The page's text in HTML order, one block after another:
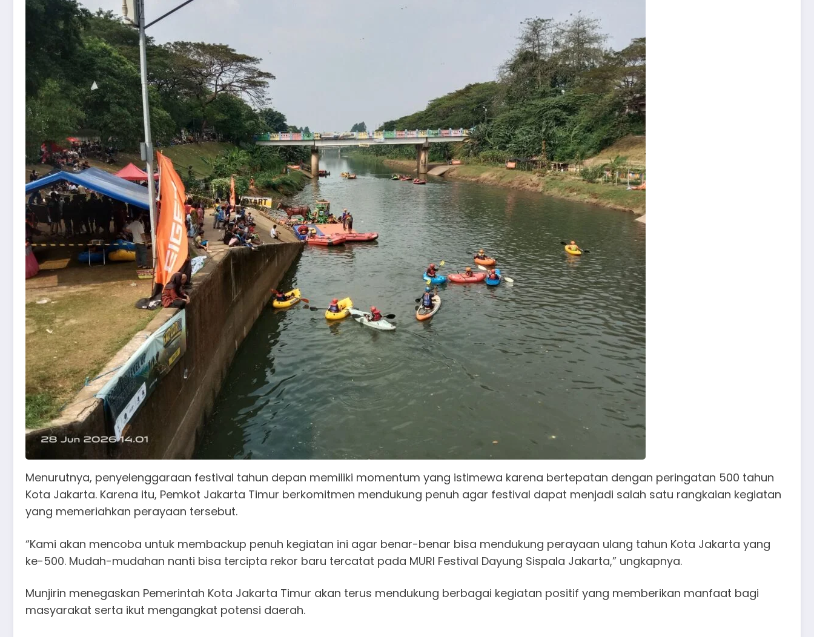
Menurutnya, penyelenggaraan festival tahun depan memiliki momentum yang istimewa karena bertepatan dengan peringatan 500 tahun
Kota Jakarta. Karena itu, Pemkot Jakarta Timur berkomitmen mendukung penuh agar festival dapat menjadi salah satu rangkaian kegiatan
yang memeriahkan perayaan tersebut.
“Kami akan mencoba untuk membackup penuh kegiatan ini agar benar-benar bisa mendukung perayaan ulang tahun Kota Jakarta yang
ke-500. Mudah-mudahan nanti bisa tercipta rekor baru tercatat pada MURI Festival Dayung Sispala Jakarta,” ungkapnya.
Munjirin menegaskan Pemerintah Kota Jakarta Timur akan terus mendukung berbagai kegiatan positif yang memberikan manfaat bagi
masyarakat serta ikut mengangkat potensi daerah.